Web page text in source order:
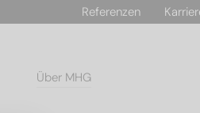
Referenzen
Über MHG